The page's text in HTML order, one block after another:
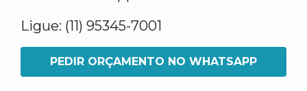
Ligue: (11) 95345-7001
PEDIR ORÇAMENTO NO WHATSAPP